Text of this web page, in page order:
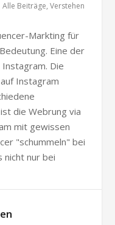
Alle Beiträge,Verstehen
Markting für
Eine der
Die
Instagram
die Webrung via
mit gewissen
"schummeln" bei
nicht nur bei